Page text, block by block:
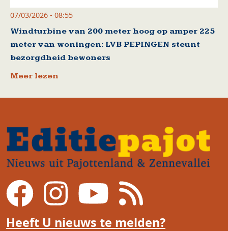
07/03/2026 - 08:55
Windturbine van 200 meter hoog op amper 225
meter van woningen: LVB PEPINGEN steunt
bezorgdheid bewoners
Meer lezen
Heeft U nieuws te melden?